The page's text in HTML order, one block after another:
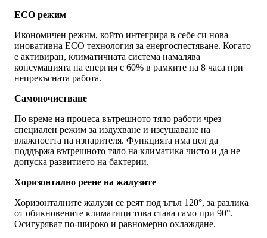
ECO режим
Икономичен режим, който интегрира в себе си нова
иновативна ECO технология за енергоспестяване. Когато
е активиран, климатичната система намалява
консумацията на енергия с 60% в рамките на 8 часа при
непрекъсната работа.
Самопочистване
По време на процеса вътрешното тяло работи чрез
специален режим за издухване и изсушаване на
влажността на изпарителя. Функцията има цел да
поддържа вътрешното тяло на климатика чисто и да не
допуска развитието на бактерии.
Хоризонтално реене на жалузите
Хоризонталните жалузи се реят под ъгъл 120°, за разлика
от обикновените климатици това става само при 90°.
Осигуряват по-широко и равномерно охлаждане.